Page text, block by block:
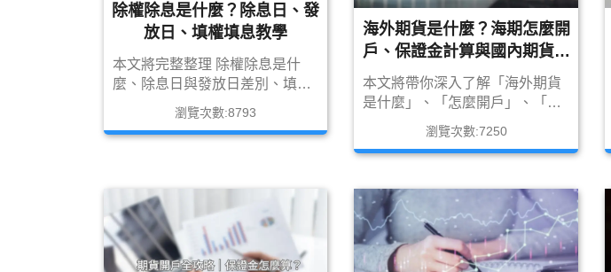
除權除息是什麼？除息日、發
放日、填權填息教學
本文將完整整理 除權除息是什
麼、除息日與發放日差別、填權
填息觀念、二代健保問題，以及
2026 年高流動性除息精選名單，
幫助你一次看懂除權除息制度。
瀏覽次數:8793
海外期貨是什麼？海期怎麼開
戶、保證金計算與國內期貨差
異、優缺點新手必讀完整解
析！
本文將帶你深入了解「海外期貨
是什麼」、「怎麼開戶」、「海
外期貨保證金怎麼計算」，並比
較與「國內期貨的差異與優缺
點」，幫助你找出最適合的投資
瀏覽次數:7250